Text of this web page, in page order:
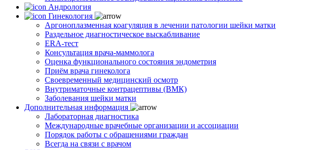
Андрология
Гинекология
Аргоноплазменная коагуляция в лечении патологии шейки матки
Раздельное диагностическое выскабливание
ERA-тест
Консультация врача-маммолога
Оценка функционального состояния эндометрия
Приём врача гинеколога
Своевременный медицинский осмотр
Внутриматочные контрацептивы (ВМК)
Заболевания шейки матки
Дополнительная информация
Лабораторная диагностика
Международные врачебные организации и ассоциации
Порядок работы с обращениями граждан
Всегда на связи с врачом